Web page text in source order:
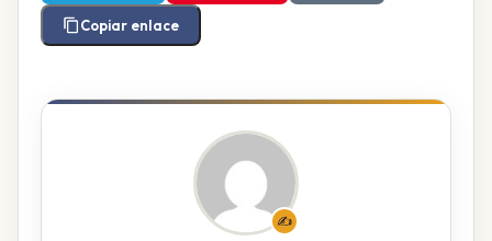
Copiar enlace
✍️